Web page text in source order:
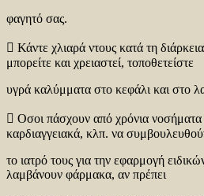
φαγητό σας.
 Κάντε χλιαρά ντους κατά τη
μπορείτε και χρειαστεί, τοποθετείστε
υγρά καλύμματα στο κεφάλι και στο
 Οσοι πάσχουν από χρόνια νοσήματα
καρδιαγγειακά, κλπ. να
το ιατρό τους για την εφαρμογή
λαμβάνουν φάρμακα, αν πρέπει